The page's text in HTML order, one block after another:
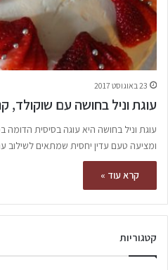
23 באוגוסט 2017
עוגת וניל בחושה עם שוקולד,
עוגת וניל בחושה היא עוגה בסיסית
ומציעה טעם עדין יחסית שמתאים לשילוב
קרא עוד »
קטגוריות